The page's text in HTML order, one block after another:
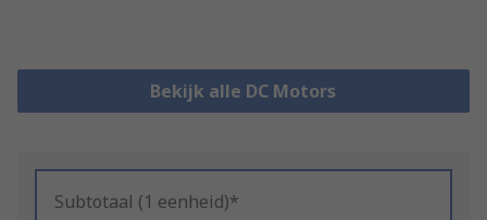
Bekijk alle DC Motors
Subtotaal (1 eenheid)*